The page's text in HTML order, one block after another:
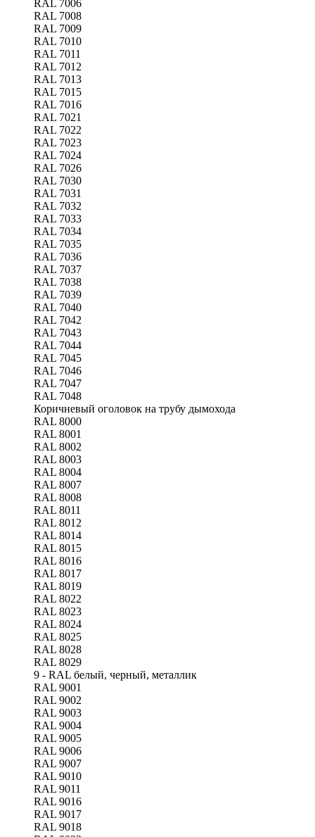
RAL 7006
RAL 7008
RAL 7009
RAL 7010
RAL 7011
RAL 7012
RAL 7013
RAL 7015
RAL 7016
RAL 7021
RAL 7022
RAL 7023
RAL 7024
RAL 7026
RAL 7030
RAL 7031
RAL 7032
RAL 7033
RAL 7034
RAL 7035
RAL 7036
RAL 7037
RAL 7038
RAL 7039
RAL 7040
RAL 7042
RAL 7043
RAL 7044
RAL 7045
RAL 7046
RAL 7047
RAL 7048
Коричневый оголовок на трубу дымохода
RAL 8000
RAL 8001
RAL 8002
RAL 8003
RAL 8004
RAL 8007
RAL 8008
RAL 8011
RAL 8012
RAL 8014
RAL 8015
RAL 8016
RAL 8017
RAL 8019
RAL 8022
RAL 8023
RAL 8024
RAL 8025
RAL 8028
RAL 8029
9 - RAL белый, черный, металлик
RAL 9001
RAL 9002
RAL 9003
RAL 9004
RAL 9005
RAL 9006
RAL 9007
RAL 9010
RAL 9011
RAL 9016
RAL 9017
RAL 9018